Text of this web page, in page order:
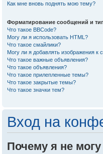
Как мне вновь поднять мою тему?
Форматирование сообщений и
Что такое BBCode?
Могу ли я использовать HTML?
Что такое смайлики?
Могу ли я добавлять изображения к
Что такое важные объявления?
Что такое объявления?
Что такое прилепленные темы?
Что такое закрытые темы?
Что такое значки тем?
Вход на
Почему я не